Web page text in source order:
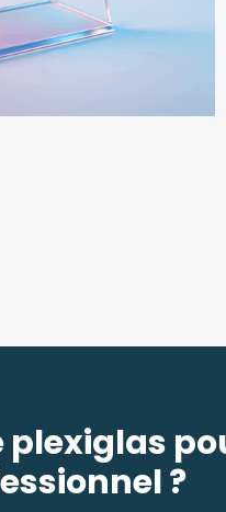
plexiglas
?